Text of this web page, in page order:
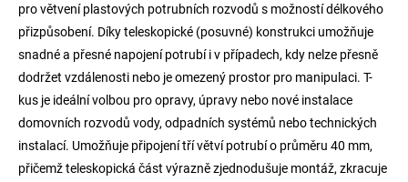
pro větvení plastových potrubních rozvodů s možností délkového
přizpůsobení. Díky teleskopické (posuvné) konstrukci umožňuje
snadné a přesné napojení potrubí i v případech, kdy nelze přesně
dodržet vzdálenosti nebo je omezený prostor pro manipulaci. T-
kus je ideální volbou pro opravy, úpravy nebo nové instalace
domovních rozvodů vody, odpadních systémů nebo technických
instalací. Umožňuje připojení tří větví potrubí o průměru 40 mm,
přičemž teleskopická část výrazně zjednodušuje montáž, zkracuje